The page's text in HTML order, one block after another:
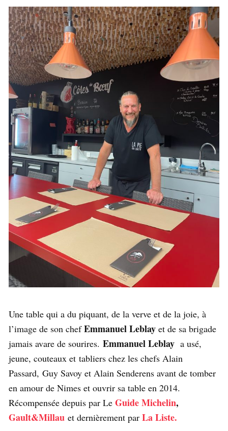
Une table qui a du piquant, de la verve et de la joie, à
l’image de son chefEmmanuel Leblay et de sa brigade
jamais avare de sourires. Emmanuel Leblay a usé,
jeune, couteaux et tabliers chez les chefs Alain
Passard, Guy Savoy et Alain Senderens avant de tomber
en amour de Nimes et ouvrir sa table en 2014.
Récompensée depuis par Le Guide Michelin,
Gault&Millau et dernièrement par La Liste.